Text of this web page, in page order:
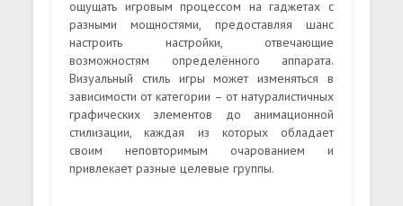
ощущать игровым процессом на гаджетах с
разными мощностями, предоставляя шанс
настроить настройки, отвечающие
возможностям определённого аппарата.
Визуальный стиль игры может изменяться в
зависимости от категории – от натуралистичных
графических элементов до анимационной
стилизации, каждая из которых обладает
своим неповторимым очарованием и
привлекает разные целевые группы.